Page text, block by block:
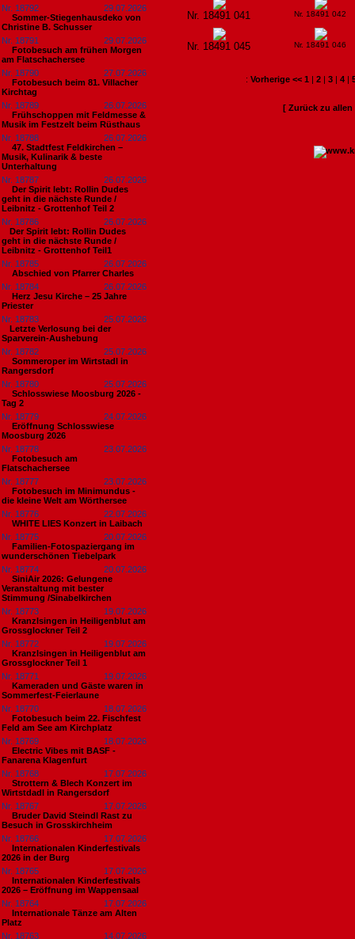
Nr. 18792
29.07.2026
Sommer-Stiegenhausdeko von
Christine B. Schusser
Nr. 18791
29.07.2026
Fotobesuch am frühen Morgen
am Flatschachersee
Nr. 18790
27.07.2026
Fotobesuch beim 81. Villacher
Kirchtag
Nr. 18789
26.07.2026
Frühschoppen mit Feldmesse &
Musik im Festzelt beim Rüsthaus
Nr. 18788
26.07.2026
47. Stadtfest Feldkirchen –
Musik, Kulinarik & beste
Unterhaltung
Nr. 18787
26.07.2026
Der Spirit lebt: Rollin Dudes
geht in die nächste Runde /
Leibnitz - Grottenhof Teil 2
Nr. 18786
26.07.2026
​Der Spirit lebt: Rollin Dudes
geht in die nächste Runde /
Leibnitz - Grottenhof Teil1
Nr. 18785
26.07.2026
Abschied von Pfarrer Charles
Nr. 18784
26.07.2026
Herz Jesu Kirche – 25 Jahre
Priester
Nr. 18783
25.07.2026
​Letzte Verlosung bei der
Sparverein-Aushebung
Nr. 18782
25.07.2026
Sommeroper im Wirtstadl in
Rangersdorf
Nr. 18780
25.07.2026
Schlosswiese Moosburg 2026 -
Tag 2
Nr. 18779
24.07.2026
Eröffnung Schlosswiese
Moosburg 2026
Nr. 18778
23.07.2026
Fotobesuch am
Flatschachersee
Nr. 18777
23.07.2026
Fotobesuch im Minimundus -
die kleine Welt am Wörthersee
Nr. 18776
22.07.2026
WHITE LIES Konzert in Laibach
Nr. 18775
20.07.2026
Familien-Fotospaziergang im
wunderschönen Tiebelpark
Nr. 18774
20.07.2026
SiniAir 2026: Gelungene
Veranstaltung mit bester
Stimmung /Sinabelkirchen
Nr. 18773
19.07.2026
Kranzlsingen in Heiligenblut am
Grossglockner Teil 2
Nr. 18772
19.07.2026
Kranzlsingen in Heiligenblut am
Grossglockner Teil 1
Nr. 18771
19.07.2026
Kameraden und Gäste waren in
Sommerfest-Feierlaune
Nr. 18770
18.07.2026
Fotobesuch beim 22. Fischfest
Feld am See am Kirchplatz
Nr. 18769
18.07.2026
Electric Vibes mit BASF -
Fanarena Klagenfurt
Nr. 18768
17.07.2026
Strottern & Blech Konzert im
Wirtstdadl in Rangersdorf
Nr. 18767
17.07.2026
Bruder David Steindl Rast zu
Besuch in Grosskirchheim
Nr. 18766
17.07.2026
Internationalen Kinderfestivals
2026 in der Burg
Nr. 18765
17.07.2026
Internationalen Kinderfestivals
2026 – Eröffnung im Wappensaal
Nr. 18764
17.07.2026
Internationale Tänze am Alten
Platz
Nr. 18763
14.07.2026
Nr. 18491 041 Nr. 18491 042
Nr. 18491 045 Nr. 18491 046
: Vorherige << 1 | 2 | 3 | 4 |
[ Zurück zu